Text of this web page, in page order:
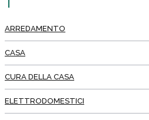
ARREDAMENTO
CASA
CURA DELLA CASA
ELETTRODOMESTICI